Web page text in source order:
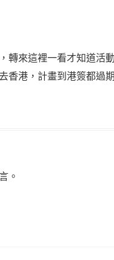
轉來這裡一看才知道活
香港，計畫到港簽都過
。